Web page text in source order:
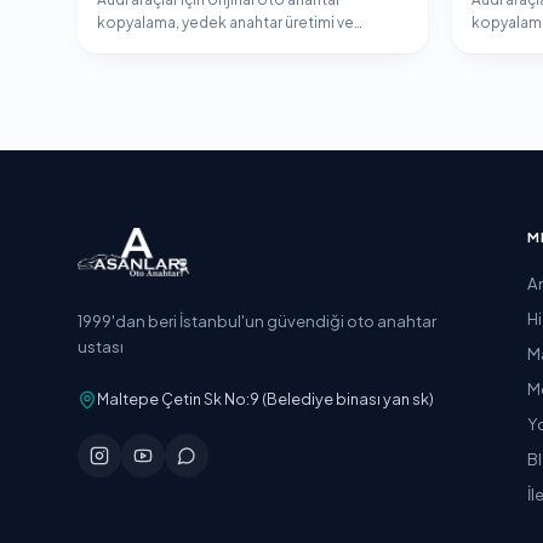
kopyalama, yedek anahtar üretimi ve
1999'dan beri İstanbul'un güvendiği oto anahtar
ustası
Maltepe Çetin Sk No:9 (Belediye binası yan sk)